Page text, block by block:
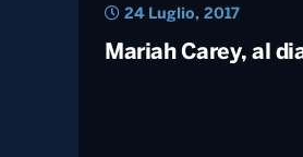
Mariah Carey, al
24 Luglio, 2017